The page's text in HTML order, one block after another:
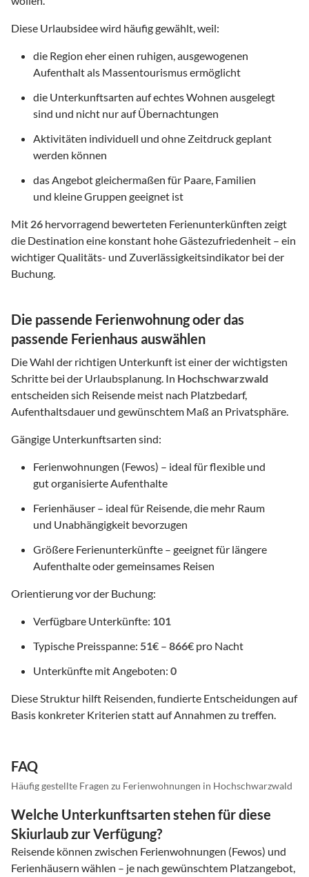
Diese Urlaubsidee wird häufig gewählt, weil:
die Region eher einen ruhigen, ausgewogenen
Aufenthalt als Massentourismus ermöglicht
die Unterkunftsarten auf echtes Wohnen ausgelegt
sind und nicht nur auf Übernachtungen
Aktivitäten individuell und ohne Zeitdruck geplant
werden können
das Angebot gleichermaßen für Paare, Familien
und kleine Gruppen geeignet ist
Mit 26 hervorragend bewerteten Ferienunterkünften zeigt
die Destination eine konstant hohe Gästezufriedenheit – ein
wichtiger Qualitäts- und Zuverlässigkeitsindikator bei der
Buchung.
Die passende Ferienwohnung oder das
passende Ferienhaus auswählen
Die Wahl der richtigen Unterkunft ist einer der wichtigsten
Schritte bei der Urlaubsplanung. In Hochschwarzwald
entscheiden sich Reisende meist nach Platzbedarf,
Aufenthaltsdauer und gewünschtem Maß an Privatsphäre.
Gängige Unterkunftsarten sind:
Ferienwohnungen (Fewos) – ideal für flexible und
gut organisierte Aufenthalte
Ferienhäuser – ideal für Reisende, die mehr Raum
und Unabhängigkeit bevorzugen
Größere Ferienunterkünfte – geeignet für längere
Aufenthalte oder gemeinsames Reisen
Orientierung vor der Buchung:
Verfügbare Unterkünfte: 101
Typische Preisspanne: 51€ – 866€ pro Nacht
Unterkünfte mit Angeboten: 0
Diese Struktur hilft Reisenden, fundierte Entscheidungen auf
Basis konkreter Kriterien statt auf Annahmen zu treffen.
FAQ
Häufig gestellte Fragen zu Ferienwohnungen in Hochschwarzwald
Welche Unterkunftsarten stehen für diese
Skiurlaub zur Verfügung?
Reisende können zwischen Ferienwohnungen (Fewos) und
Ferienhäusern wählen – je nach gewünschtem Platzangebot,